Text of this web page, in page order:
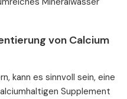
von Calcium
kann es sinnvoll sein, eine
Supplement